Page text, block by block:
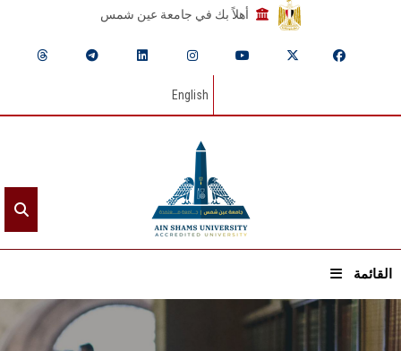
أهلاً بك في جامعة عين شمس
English
القائمة
الرئيسيـة